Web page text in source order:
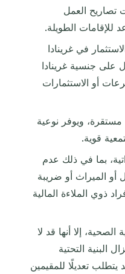
خيارات تصاريح العمل
للإقامات الطويلة.
في غرينادا
على جنسية غرينادا
أو الاستثمارات
مستقرة، ويوفر نوعية
قوية.
بما في ذلك عدم
الميراث أو ضريبة
ذوي الملاءة المالية
إلا أنها قد لا
البنية التحتية
يتطلب تعديلًا للمقيمين